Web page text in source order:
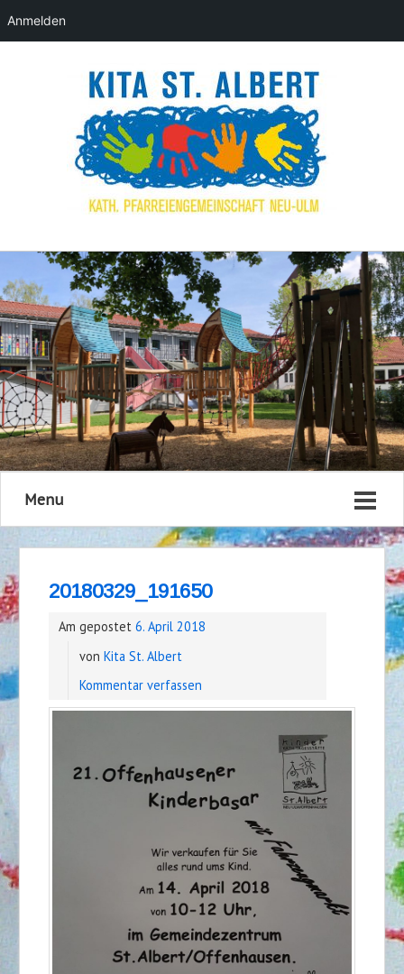
Menu
20180329_191650
Am gepostet 6. April 2018
von Kita St. Albert
Kommentar verfassen
Anmelden